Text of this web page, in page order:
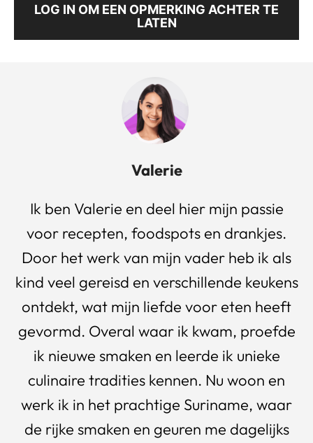
LOG IN OM EEN OPMERKING ACHTER TE
LATEN
Valerie
Ik ben Valerie en deel hier mijn passie
voor recepten, foodspots en drankjes.
Door het werk van mijn vader heb ik als
kind veel gereisd en verschillende keukens
ontdekt, wat mijn liefde voor eten heeft
gevormd. Overal waar ik kwam, proefde
ik nieuwe smaken en leerde ik unieke
culinaire tradities kennen. Nu woon en
werk ik in het prachtige Suriname, waar
de rijke smaken en geuren me dagelijks